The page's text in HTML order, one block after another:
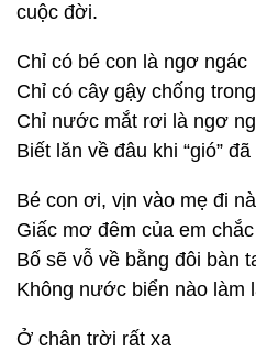
cuộc đời.
Chỉ có bé con là ngơ ngác
Chỉ có cây gậy chống
Chỉ nước mắt rơi là ngơ
Biết lăn về đâu khi “gió”
Bé con ơi, vịn vào mẹ đi
Giấc mơ đêm của em
Bố sẽ vỗ về bằng đôi bàn
Không nước biển nào làm
Ở chân trời rất xa